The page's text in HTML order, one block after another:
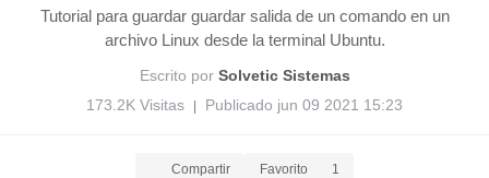
Tutorial para guardar guardar salida de un comando en un
archivo Linux desde la terminal Ubuntu.
Escrito por Solvetic Sistemas
173.2K Visitas
Publicado jun 09 2021 15:23
Compartir Favorito 1